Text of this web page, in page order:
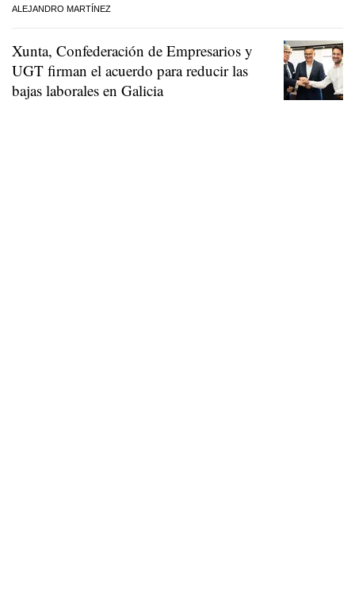
ALEJANDRO MARTÍNEZ
Xunta, Confederación de Empresarios y
UGT firman el acuerdo para reducir las
bajas laborales en Galicia